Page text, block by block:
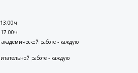
17.00ч
работе - каждую
работе - каждую